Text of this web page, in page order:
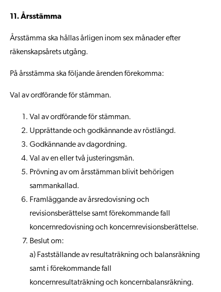
11. Årsstämma
Årsstämma ska hållas årligen inom sex månader efter
räkenskapsårets utgång.
På årsstämma ska följande ärenden förekomma:
Val av ordförande för stämman.
Val av ordförande för stämman.
Upprättande och godkännande av röstlängd.
Godkännande av dagordning.
Val av en eller två justeringsmän.
Prövning av om årsstämman blivit behörigen
sammankallad.
Framläggande av årsredovisning och
revisionsberättelse samt förekommande fall
koncernredovisning och koncernrevisionsberättelse.
Beslut om:
a) Fastställande av resultaträkning och balansräkning
samt i förekommande fall
koncernresultaträkning och koncernbalansräkning.